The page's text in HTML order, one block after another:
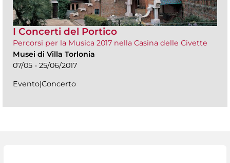
I Concerti del Portico
Percorsi per la Musica 2017 nella Casina delle Civette
Musei di Villa Torlonia
07/05 - 25/06/2017
Evento|Concerto